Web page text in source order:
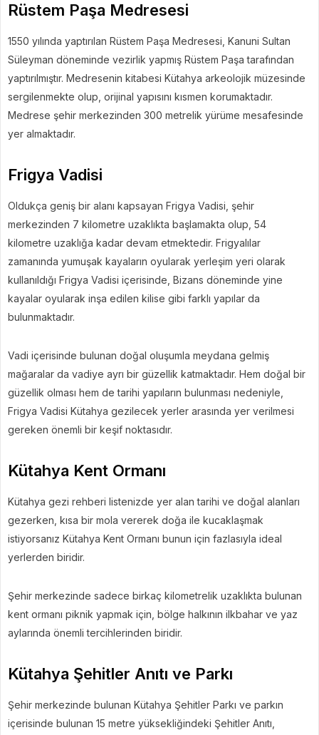
Rüstem Paşa Medresesi
1550 yılında yaptırılan Rüstem Paşa Medresesi, Kanuni Sultan
Süleyman döneminde vezirlik yapmış Rüstem Paşa tarafından
yaptırılmıştır. Medresenin kitabesi Kütahya arkeolojik müzesinde
sergilenmekte olup, orijinal yapısını kısmen korumaktadır.
Medrese şehir merkezinden 300 metrelik yürüme mesafesinde
yer almaktadır.
Frigya Vadisi
Oldukça geniş bir alanı kapsayan Frigya Vadisi, şehir
merkezinden 7 kilometre uzaklıkta başlamakta olup, 54
kilometre uzaklığa kadar devam etmektedir. Frigyalılar
zamanında yumuşak kayaların oyularak yerleşim yeri olarak
kullanıldığı Frigya Vadisi içerisinde, Bizans döneminde yine
kayalar oyularak inşa edilen kilise gibi farklı yapılar da
bulunmaktadır.
Vadi içerisinde bulunan doğal oluşumla meydana gelmiş
mağaralar da vadiye ayrı bir güzellik katmaktadır. Hem doğal bir
güzellik olması hem de tarihi yapıların bulunması nedeniyle,
Frigya Vadisi Kütahya gezilecek yerler arasında yer verilmesi
gereken önemli bir keşif noktasıdır.
Kütahya Kent Ormanı
Kütahya gezi rehberi listenizde yer alan tarihi ve doğal alanları
gezerken, kısa bir mola vererek doğa ile kucaklaşmak
istiyorsanız Kütahya Kent Ormanı bunun için fazlasıyla ideal
yerlerden biridir.
Şehir merkezinde sadece birkaç kilometrelik uzaklıkta bulunan
kent ormanı piknik yapmak için, bölge halkının ilkbahar ve yaz
aylarında önemli tercihlerinden biridir.
Kütahya Şehitler Anıtı ve Parkı
Şehir merkezinde bulunan Kütahya Şehitler Parkı ve parkın
içerisinde bulunan 15 metre yüksekliğindeki Şehitler Anıtı,